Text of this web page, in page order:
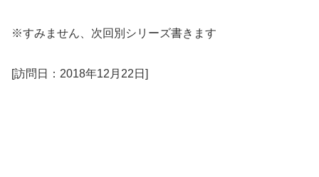
※すみません、次回別シリーズ書きます
[訪問日：2018年12月22日]